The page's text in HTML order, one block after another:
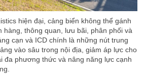
hiện đại, cảng biển không thể gánh
hàng, thông quan, lưu bãi, phân phối và
cạn và ICD chính là những nút trung
vào sâu trong nội địa, giảm áp lực cho
đa phương thức và nâng năng lực cạnh